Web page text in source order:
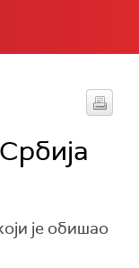
је обишао